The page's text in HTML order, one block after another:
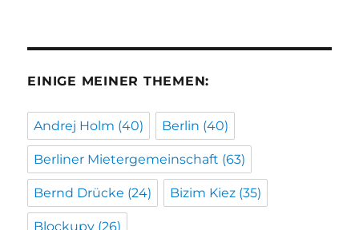
EINIGE MEINER THEMEN:
Andrej Holm (40) Berlin (40)
Berliner Mietergemeinschaft (63)
Bernd Drücke (24) Bizim Kiez (35)
Blockupy (26)